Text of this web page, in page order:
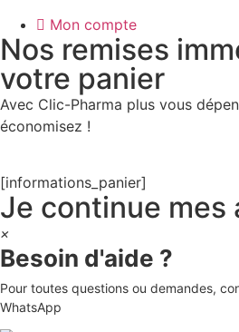
Mon compte
Nos remises
votre panier
Avec Clic-Pharma plus vous
économisez !
[informations_panier]
Je continue mes
×
Besoin d'aide ?
Pour toutes questions ou demandes,
WhatsApp